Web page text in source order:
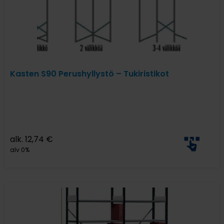
Kasten S90 Perushyllystö – Tukiristikot
alk. 12,74 €
alv 0%